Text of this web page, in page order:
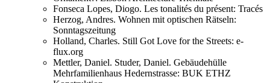
Fonseca Lopes, Diogo. Les tonalités du présent: Tracés
Herzog, Andres. Wohnen mit optischen Rätseln:
Sonntagszeitung
Holland, Charles. Still Got Love for the Streets: e-
flux.org
Mettler, Daniel. Studer, Daniel. Gebäudehülle
Mehrfamilienhaus Hedernstrasse: BUK ETHZ